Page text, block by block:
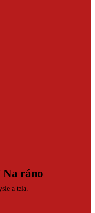
Na ráno
a tela.